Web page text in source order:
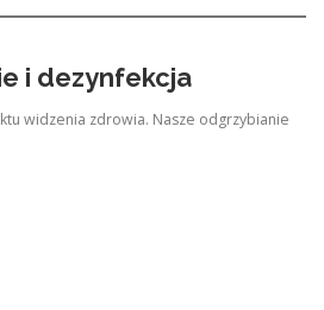
i dezynfekcja
widzenia zdrowia. Nasze odgrzybianie